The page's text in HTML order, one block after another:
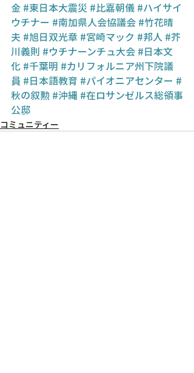
金 #東日本大震災 #比嘉朝儀 #ハイサイ
ウチナー #南加県人会協議会 #竹花晴
夫 #旭日双光章 #宮崎マック #邦人 #芥
川義則 #ウチナーンチュ大会 #日本文
化 #千葉明 #カリフォルニア州下院議
員 #日本語教育 #パイオニアセンター #
秋の叙勲 #沖縄 #在ロサンゼルス総領事
公邸
コミュニティー